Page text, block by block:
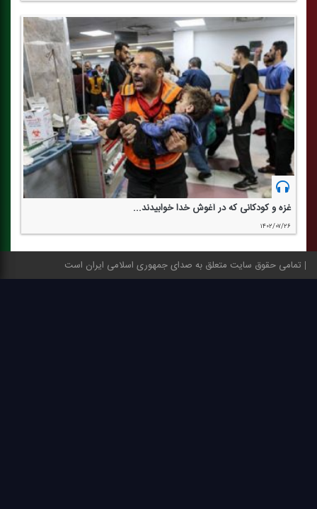
غزه و كودكانی كه در آغوش خدا خوابیدند...
۱۴۰۲/۰۷/۲۶
تمامی حقوق سایت متعلق به صدای جمهوری اسلامی ایران است